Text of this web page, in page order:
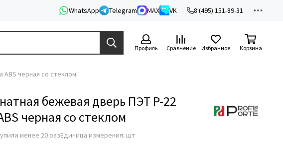
WhatsApp Telegram MAX VK 8 (495) 151-89-31
Профиль Сравнение Избранное Корзина
черная со стеклом
бежевая дверь ПЭТ P-22
черная со стеклом
менее 20 разЕдиница измерения: шт